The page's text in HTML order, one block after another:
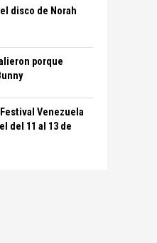
disco de Norah
porque
Venezuela
del 11 al 13 de